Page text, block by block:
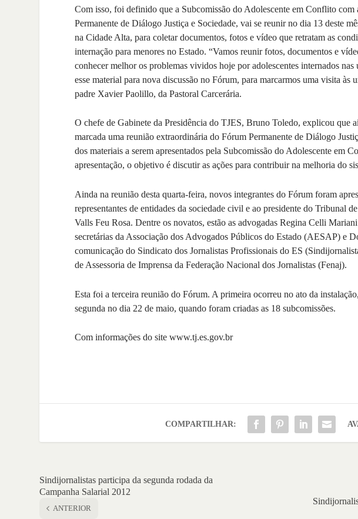
Com isso, foi definido que a Subcomissão do Adolescente em Conflito
Permanente de Diálogo Justiça e Sociedade, vai se reunir no dia 13 deste
na Cidade Alta, para coletar documentos, fotos e vídeo que retratam as
internação para menores no Estado. “Vamos reunir fotos, documentos e
conhecer melhor os problemas vividos hoje por adolescentes internados nas
esse material para nova discussão no Fórum, para marcarmos uma visita às
padre Xavier Paolillo, da Pastoral Carcerária.
O chefe de Gabinete da Presidência do TJES, Bruno Toledo, explicou que
marcada uma reunião extraordinária do Fórum Permanente de Diálogo
dos materiais a serem apresentados pela Subcomissão do Adolescente em
apresentação, o objetivo é discutir as ações para contribuir na melhoria do
Ainda na reunião desta quarta-feira, novos integrantes do Fórum foram
representantes de entidades da sociedade civil e ao presidente do Tribunal
Valls Feu Rosa. Dentre os novatos, estão as advogadas Regina Celli
secretárias da Associação dos Advogados Públicos do Estado (AESAP) e
comunicação do Sindicato dos Jornalistas Profissionais do ES
de Assessoria de Imprensa da Federação Nacional dos Jornalistas (Fenaj).
Esta foi a terceira reunião do Fórum. A primeira ocorreu no ato da
segunda no dia 22 de maio, quando foram criadas as 18 subcomissões.
Com informações do site www.tj.es.gov.br
COMPARTILHAR:
Sindijornalistas participa da segunda rodada da
Campanha Salarial 2012
ANTERIOR